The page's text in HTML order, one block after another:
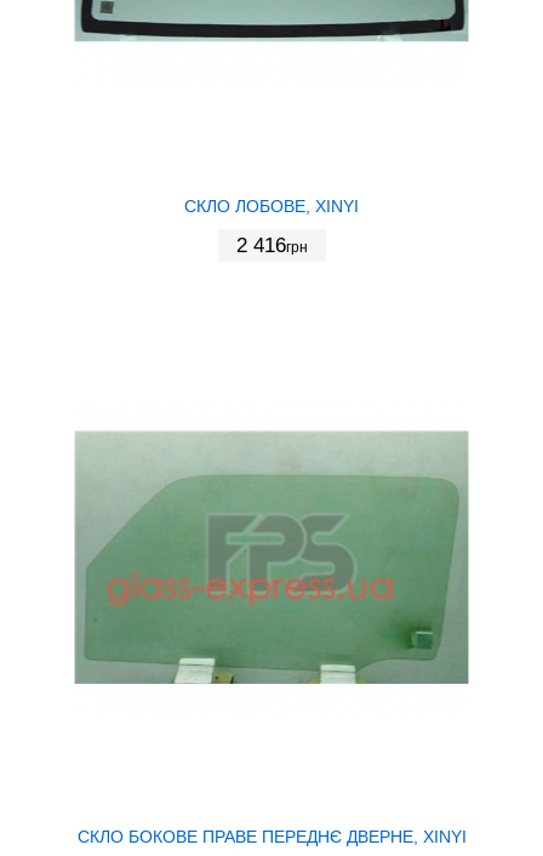
СКЛО ЛОБОВЕ, XINYI
2 416грн
СКЛО БОКОВЕ ПРАВЕ ПЕРЕДНЄ ДВЕРНЕ, XINYI